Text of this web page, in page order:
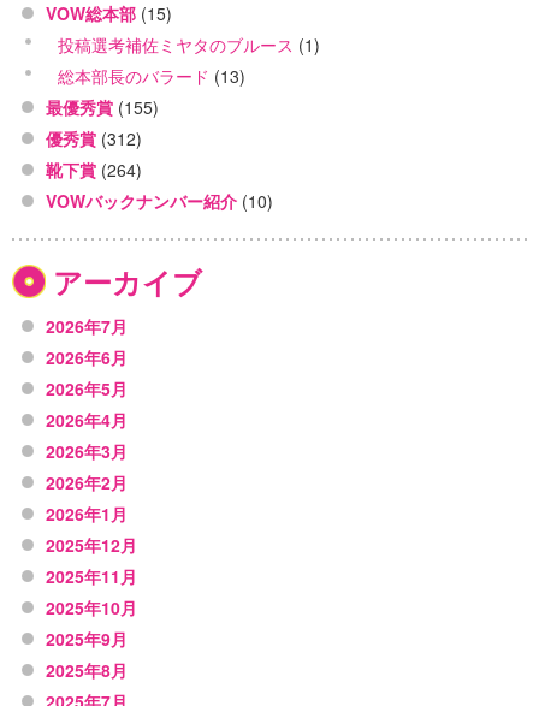
VOW総本部 (15)
投稿選考補佐ミヤタのブルース (1)
総本部長のバラード (13)
最優秀賞 (155)
優秀賞 (312)
靴下賞 (264)
VOWバックナンバー紹介 (10)
アーカイブ
2026年7月
2026年6月
2026年5月
2026年4月
2026年3月
2026年2月
2026年1月
2025年12月
2025年11月
2025年10月
2025年9月
2025年8月
2025年7月